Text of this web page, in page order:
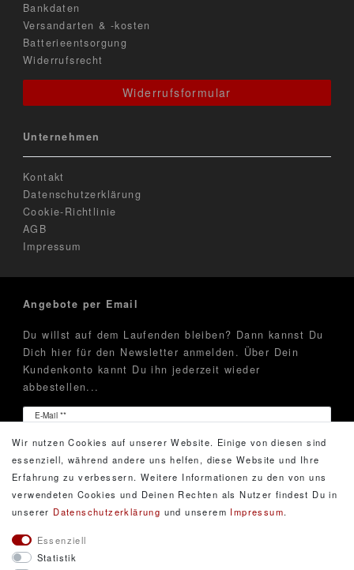
Bankdaten
Versandarten & -kosten
Batterieentsorgung
Widerrufsrecht
Widerrufsformular
Unternehmen
Kontakt
Datenschutzerklärung
Cookie-Richtlinie
AGB
Impressum
Angebote per Email
Du willst auf dem Laufenden bleiben? Dann kannst Du
Dich hier für den Newsletter anmelden. Über Dein
Kundenkonto kannt Du ihn jederzeit wieder
abbestellen...
E-Mail **
Newsletter
Hiermit bestätige ich, dass ich die
Daten­schutz­erklärung
gelesen habe. Meine Einwilligung kann ich jederzeit
widerrufen.**
Wir nutzen Cookies auf unserer Website. Einige von diesen sind
essenziell, während andere uns helfen, diese Website und Ihre
Erfahrung zu verbessern. Weitere Informationen zu den von uns
verwendeten Cookies und Deinen Rechten als Nutzer findest Du in
unserer Daten­schutz­erklärung und unserem Impressum.
Essenziell
Statistik